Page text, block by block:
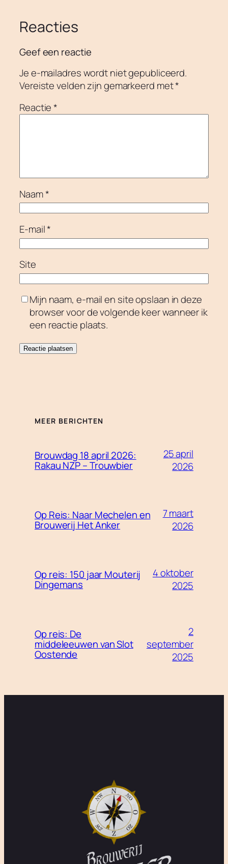
Reacties
Geef een reactie
Je e-mailadres wordt niet gepubliceerd.
Vereiste velden zijn gemarkeerd met*
Reactie*
Naam*
E-mail*
Site
Mijn naam, e-mail en site opslaan in deze
browser voor de volgende keer wanneer ik
een reactie plaats.
MEER BERICHTEN
Brouwdag 18 april 2026:
Rakau NZP – Trouwbier
25 april
2026
Op Reis: Naar Mechelen en
Brouwerij Het Anker
7 maart
2026
Op reis: 150 jaar Mouterij
Dingemans
4 oktober
2025
Op reis: De
middeleeuwen van Slot
Oostende
2
september
2025